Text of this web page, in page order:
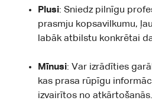
Plusi: Sniedz pilnīgu
prasmju kopsavilkumu,
labāk atbilstu konkrētai
Mīnusi: Var izrādīties
kas prasa rūpīgu
izvairītos no atkārtošanās.